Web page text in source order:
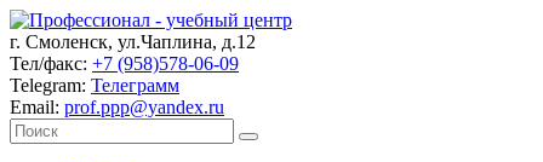
г. Смоленск, ул.Чаплина, д.12
Тел/факс: +7 (958)578-06-09
Telegram: Телеграмм
Email: prof.ppp@yandex.ru